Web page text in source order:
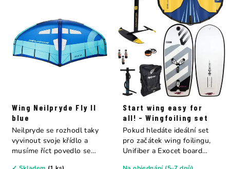
Wing Neilpryde Fly II
blue
Neilpryde se rozhodl taky
vyvinout svoje křídlo a
musíme říct povedlo se
Start wing easy for
all! - Wingfoiling set
Pokud hledáte ideální set
pro začátek wing foilingu,
Unifiber a Exocet board